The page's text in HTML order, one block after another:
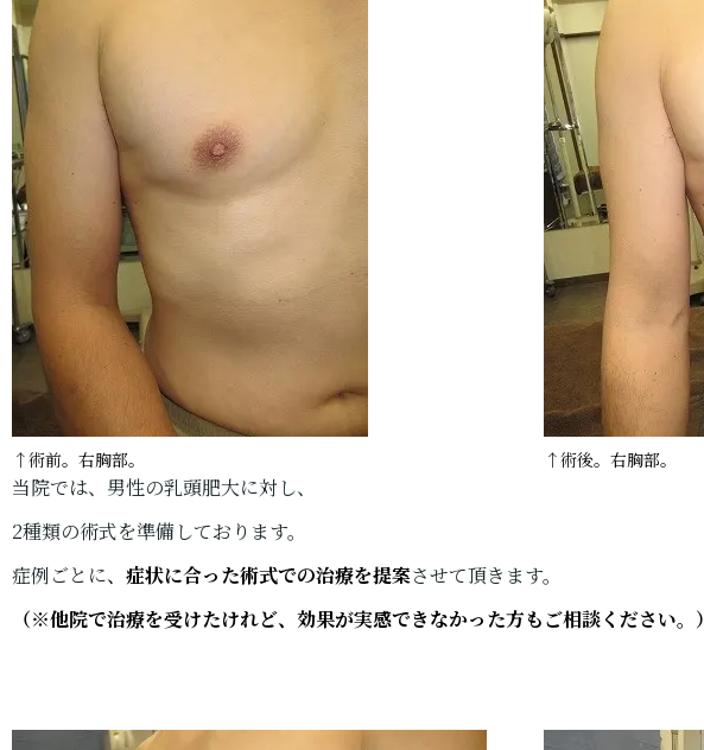
↑術前。右胸部。 ↑術後。右胸部。
当院では、男性の乳頭肥大に対し、
2種類の術式を準備しております。
症例ごとに、 症状に合った術式での治療を提案させて頂きます。
（※他院で治療を受けたけれど、効果が実感できなかった方もご相談ください。）